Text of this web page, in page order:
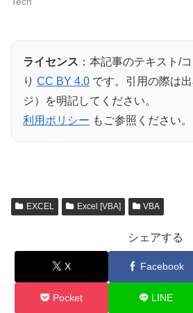
ライセンス ：本記事のテキスト/
り CC BY 4.0 です。引用の際は
ジ）を明記してください。
利用ポリシー もご参照ください。
EXCEL Excel [VBA] VBA
シェアする
X Facebook
Pocket LINE